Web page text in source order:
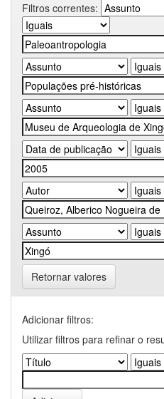
Filtros correntes:
Retornar valores
Adicionar filtros:
Utilizar filtros para refinar o